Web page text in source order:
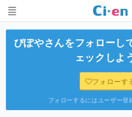
ぴぽやさんをフォローし
ェックしよ
フォローす
フォローするにはユーザー登